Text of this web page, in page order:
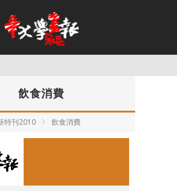
飲食消費
特刊2010 飲食消費